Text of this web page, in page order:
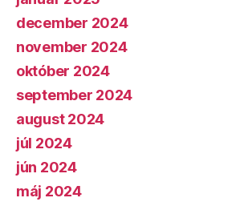
december 2024
november 2024
október 2024
september 2024
august 2024
júl 2024
jún 2024
máj 2024